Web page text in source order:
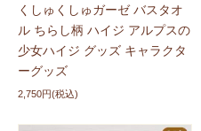
くしゅくしゅガーゼ バスタオ
ル ちらし柄 ハイジ アルプスの
少女ハイジ グッズ キャラクタ
ーグッズ
2,750円(税込)